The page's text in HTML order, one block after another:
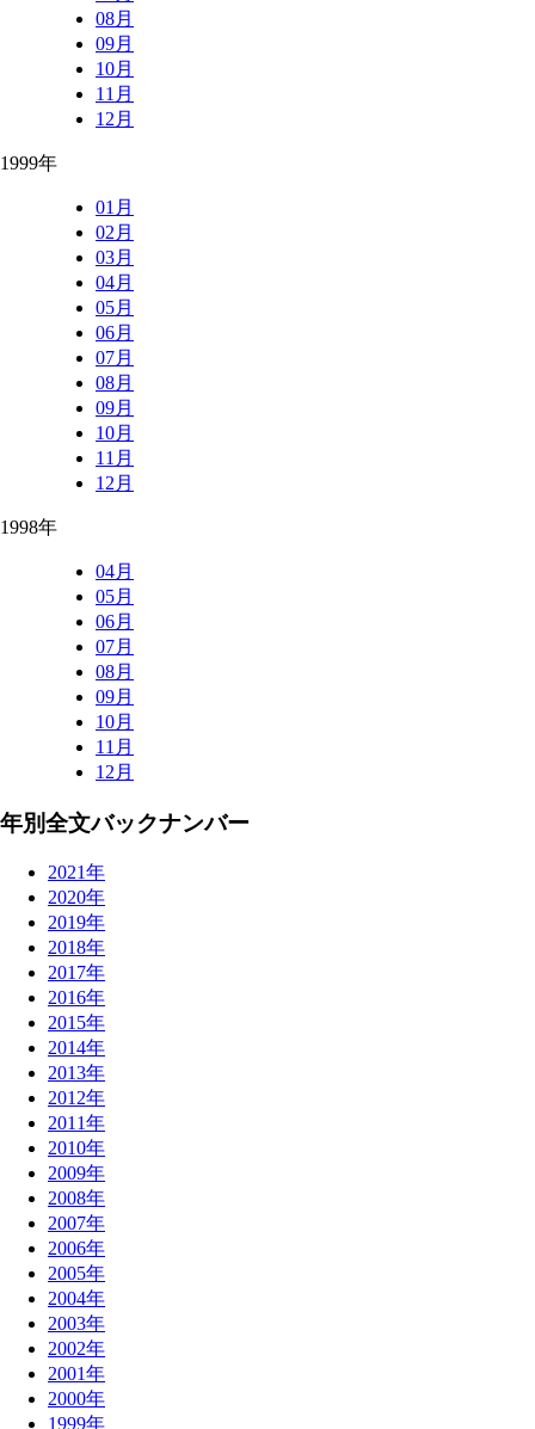
08月
09月
10月
11月
12月
1999年
01月
02月
03月
04月
05月
06月
07月
08月
09月
10月
11月
12月
1998年
04月
05月
06月
07月
08月
09月
10月
11月
12月
年別全文バックナンバー
2021年
2020年
2019年
2018年
2017年
2016年
2015年
2014年
2013年
2012年
2011年
2010年
2009年
2008年
2007年
2006年
2005年
2004年
2003年
2002年
2001年
2000年
1999年